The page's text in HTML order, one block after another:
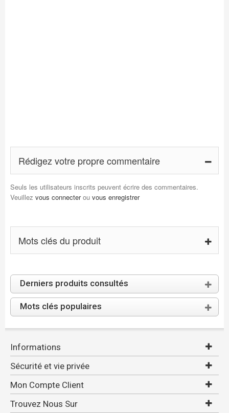
Rédigez votre propre commentaire
Seuls les utilisateurs inscrits peuvent écrire des commentaires.
Veuillez vous connecterou vous enregistrer
Mots clés du produit
Derniers produits consultés
Mots clés populaires
Informations
Sécurité et vie privée
Mon Compte Client
Trouvez Nous Sur